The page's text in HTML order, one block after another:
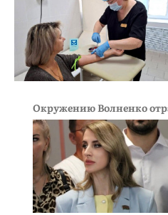
Окружению Волненко